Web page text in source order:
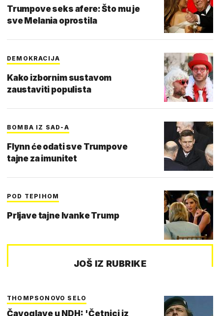
Trumpove seks afere: Što mu je
sve Melania oprostila
DEMOKRACIJA
Kako izbornim sustavom
zaustaviti populista
BOMBA IZ SAD-A
Flynn će odati sve Trumpove
tajne za imunitet
POD TEPIHOM
Prljave tajne Ivanke Trump
JOŠ IZ RUBRIKE
THOMPSONOVO SELO
Čavoglave u NDH: 'Četnici iz